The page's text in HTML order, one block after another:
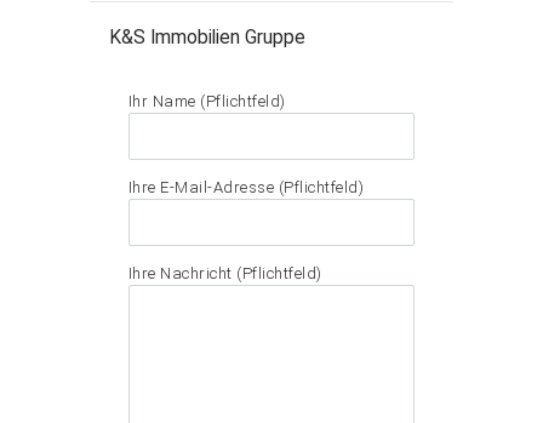
K&S Immobilien Gruppe
Ihr Name (Pflichtfeld)
Ihre E-Mail-Adresse (Pflichtfeld)
Ihre Nachricht (Pflichtfeld)